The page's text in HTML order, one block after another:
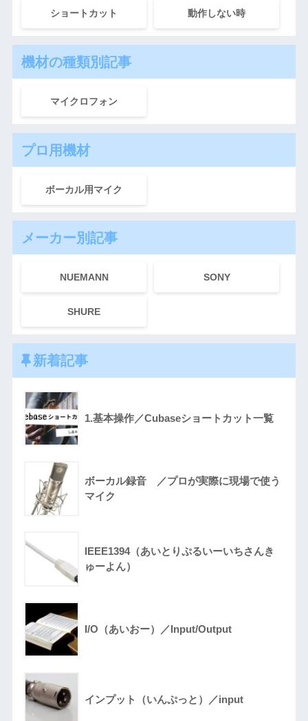
ショートカット 動作しない時
機材の種類別記事
マイクロフォン
プロ用機材
ボーカル用マイク
メーカー別記事
NUEMANN SONY
SHURE
新着記事
1.基本操作／Cubaseショートカット一覧
ボーカル録音 ／プロが実際に現場で使う
マイク
IEEE1394（あいとりぷるいーいちさんき
ゅーよん）
I/O（あいおー）／Input/Output
インプット（いんぷっと）／input